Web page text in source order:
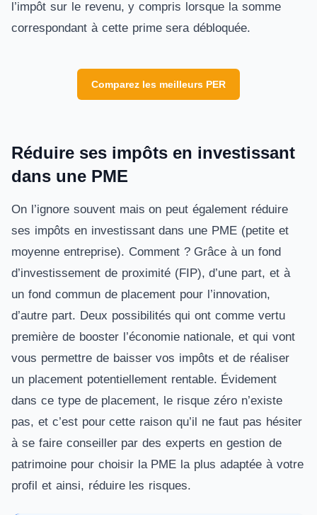
l’impôt sur le revenu, y compris lorsque la somme
correspondant à cette prime sera débloquée.
Comparez les meilleurs PER
Réduire ses impôts en investissant
dans une PME
On l’ignore souvent mais on peut également réduire
ses impôts en investissant dans une PME (petite et
moyenne entreprise). Comment ? Grâce à un fond
d’investissement de proximité (FIP), d’une part, et à
un fond commun de placement pour l’innovation,
d’autre part. Deux possibilités qui ont comme vertu
première de booster l’économie nationale, et qui vont
vous permettre de baisser vos impôts et de réaliser
un placement potentiellement rentable. Évidement
dans ce type de placement, le risque zéro n’existe
pas, et c’est pour cette raison qu’il ne faut pas hésiter
à se faire conseiller par des experts en gestion de
patrimoine pour choisir la PME la plus adaptée à votre
profil et ainsi, réduire les risques.